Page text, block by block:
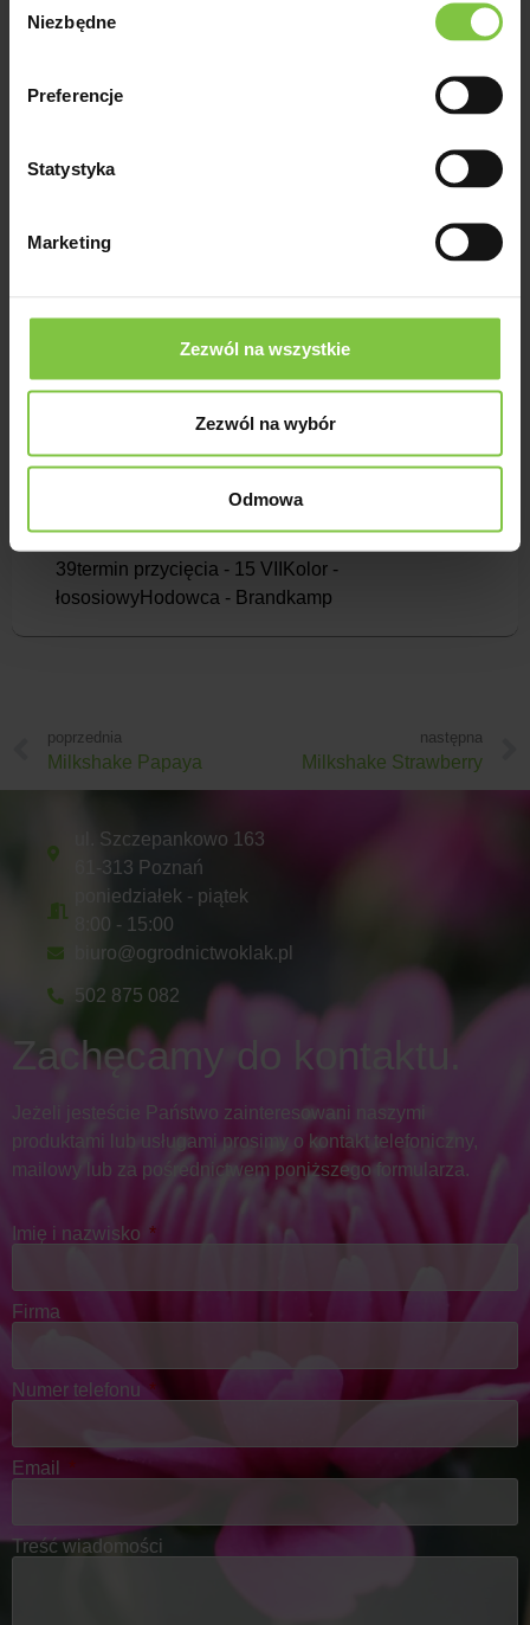
zgody
Niezbędne
Preferencje
Statystyka
Marketing
Zezwól na wszystkie
Zezwól na wybór
Odmowa
40termin przycięcia - 15 VIIKolor -
Branfountain
Salmon
39termin przycięcia - 15 VIIKolor -
łososiowyHodowca - Brandkamp
poprzednia
Milkshake Papaya
następna
Milkshake Strawberry
ul. Szczepankowo 163
61-313 Poznań
poniedziałek - piątek
8:00 - 15:00
biuro@ogrodnictwoklak.pl
502 875 082
Zachęcamy do kontaktu.
Jeżeli jesteście Państwo zainteresowani naszymi
produktami lub usługami prosimy o kontakt telefoniczny,
mailowy lub za pośrednictwem poniższego formularza.
Imię i nazwisko
Firma
Numer telefonu
Email
Treść wiadomości